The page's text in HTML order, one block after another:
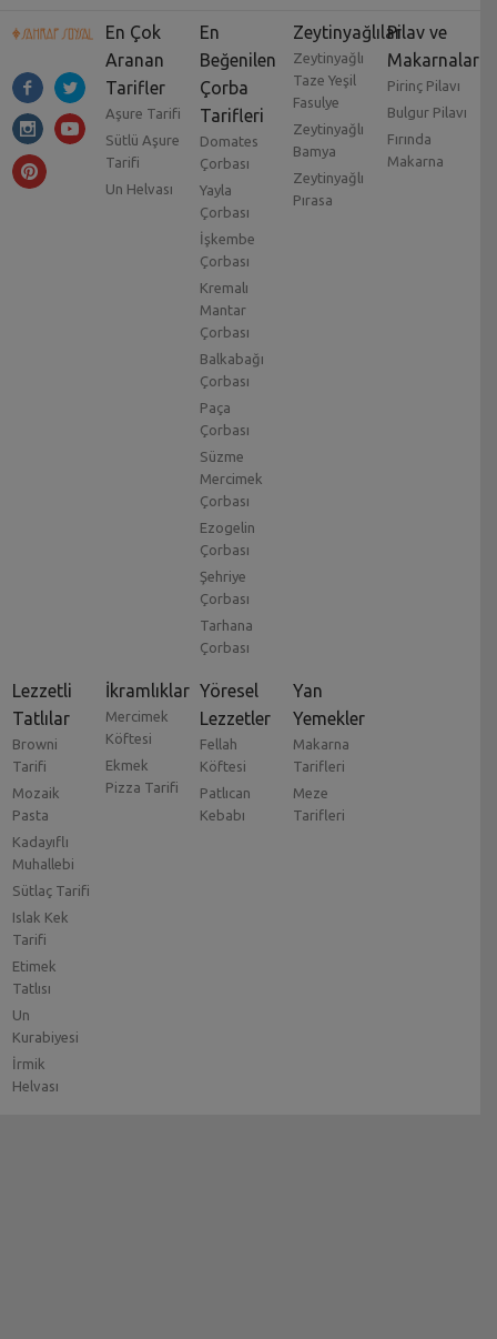
En Çok
Aranan
Tarifler
Aşure Tarifi
Sütlü Aşure
Tarifi
Un Helvası
En
Beğenilen
Çorba
Tarifleri
Domates
Çorbası
Yayla
Çorbası
İşkembe
Çorbası
Kremalı
Mantar
Çorbası
Balkabağı
Çorbası
Paça
Çorbası
Süzme
Mercimek
Çorbası
Ezogelin
Çorbası
Şehriye
Çorbası
Tarhana
Çorbası
Zeytinyağlılar
Zeytinyağlı
Taze Yeşil
Fasulye
Zeytinyağlı
Bamya
Zeytinyağlı
Pırasa
Pilav ve
Makarnalar
Pirinç Pilavı
Bulgur Pilavı
Fırında
Makarna
Lezzetli
Tatlılar
Browni
Tarifi
Mozaik
Pasta
Kadayıflı
Muhallebi
Sütlaç Tarifi
Islak Kek
Tarifi
Etimek
Tatlısı
Un
Kurabiyesi
İrmik
Helvası
İkramlıklar
Mercimek
Köftesi
Ekmek
Pizza Tarifi
Yöresel
Lezzetler
Fellah
Köftesi
Patlıcan
Kebabı
Yan
Yemekler
Makarna
Tarifleri
Meze
Tarifleri